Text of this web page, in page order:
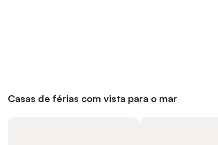
Casas de férias com vista para o mar